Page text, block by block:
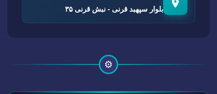
بلوار سپهبد قرنی - نبش قرنی ۳۵
⚙️